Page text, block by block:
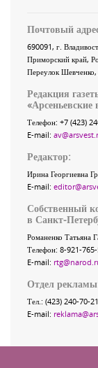
Почтовый
690091, г.
Приморский край,
Переулок Шевченко
Редакция
«Арсеньевские
Телефон: +7 (423)
E-mail:
Редактор:
Ирина Георгиевна
E-mail:
Собственный
в Санкт-
Романенко Татьяна
Телефон: 8-921-
E-mail:
Отдел
Тел.: (423) 240-70-
E-mail: